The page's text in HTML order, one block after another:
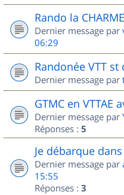
Rando la
Dernier message par
06:29
Randonée VTT
Dernier message par
GTMC en VTTAE
Dernier message par
Réponses : 5
Je débarque
Dernier message par
15:55
Réponses : 3